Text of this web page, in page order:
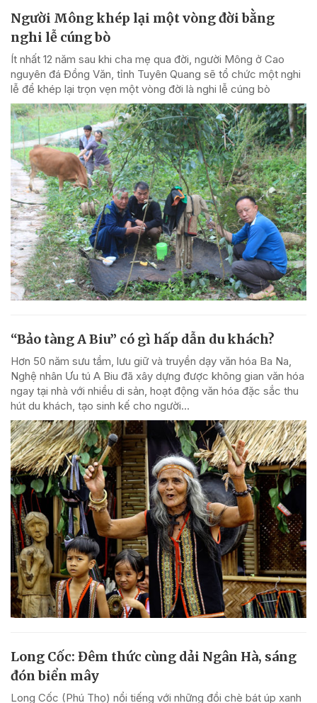
Người Mông khép lại một vòng đời bằng
nghi lễ cúng bò
Ít nhất 12 năm sau khi cha mẹ qua đời, người Mông ở Cao
nguyên đá Đồng Văn, tỉnh Tuyên Quang sẽ tổ chức một nghi
lễ để khép lại trọn vẹn một vòng đời là nghi lễ cúng bò
“Bảo tàng A Biu” có gì hấp dẫn du khách?
Hơn 50 năm sưu tầm, lưu giữ và truyền dạy văn hóa Ba Na,
Nghệ nhân Ưu tú A Biu đã xây dựng được không gian văn hóa
ngay tại nhà với nhiều di sản, hoạt động văn hóa đặc sắc thu
hút du khách, tạo sinh kế cho người...
Long Cốc: Đêm thức cùng dải Ngân Hà, sáng
đón biển mây
Long Cốc (Phú Thọ) nổi tiếng với những đồi chè bát úp xanh